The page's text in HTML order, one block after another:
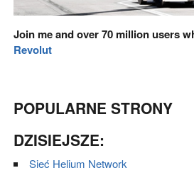
Join me and over 70 million users
Revolut
POPULARNE STRONY
DZISIEJSZE:
Sieć Helium Network